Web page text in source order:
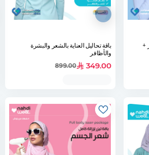
+
باقة تحاليل العناية بالشعر والبشرة
والأظافر
349.00
899.00